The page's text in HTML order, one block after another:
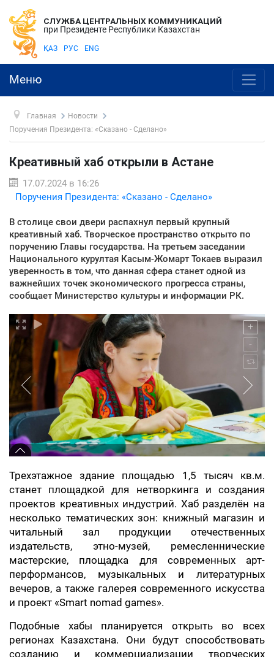
СЛУЖБА ЦЕНТРАЛЬНЫХ КОММУНИКАЦИЙ
при Президенте Республики Казахстан
ҚАЗ РУС ENG
Меню
Главная
Новости
Поручения Президента: «Сказано - Сделано»
Креативный хаб открыли в Астане
17.07.2024 в 16:26
Поручения Президента: «Сказано - Сделано»
В столице свои двери распахнул первый крупный
креативный хаб. Творческое пространство открыто по
поручению Главы государства. На третьем заседании
Национального курултая Касым-Жомарт Токаев выразил
уверенность в том, что данная сфера станет одной из
важнейших точек экономического прогресса страны,
сообщает Министерство культуры и информации РК.
Трехэтажное здание площадью 1,5 тысяч кв.м.
станет площадкой для нетворкинга и создания
проектов креативных индустрий. Хаб разделён на
несколько тематических зон: книжный магазин и
читальный зал продукции отечественных
издательств, этно-музей, ремесленнические
мастерские, площадка для современных арт-
перформансов, музыкальных и литературных
вечеров, а также галерея современного искусства
и проект «Smart nomad games».
Подобные хабы планируется открыть во всех
регионах Казахстана. Они будут способствовать
созданию и коммерциализации творческих